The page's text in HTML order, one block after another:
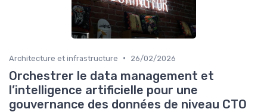
Architecture et infrastructure • 26/02/2026
Orchestrer le data management et
l’intelligence artificielle pour une
gouvernance des données de niveau CTO